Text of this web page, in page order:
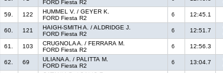
FORD Fiesta R2
59.
122
HUMMEL V. / GEYER K.
FORD Fiesta R2
6 12:45.1
60.
121
HAIGH-SMITH A. / ALDRIDGE J.
FORD Fiesta R2
6 12:51.7
61.
103
CRUGNOLA A. / FERRARA M.
FORD Fiesta R2
6 12:56.3
62.
69
ULIANA A. / PALITTA M.
FORD Fiesta R2
6 13:04.7